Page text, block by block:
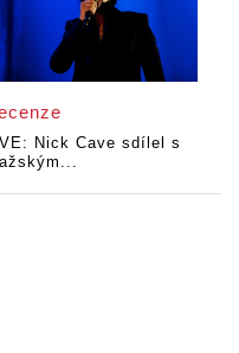
Nick Cave sdílel s